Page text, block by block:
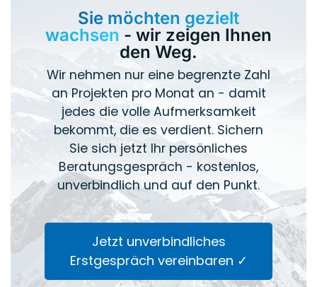
Sie möchten gezielt
wachsen - wir zeigen Ihnen
den Weg.
Wir nehmen nur eine begrenzte Zahl
an Projekten pro Monat an - damit
jedes die volle Aufmerksamkeit
bekommt, die es verdient. Sichern
Sie sich jetzt Ihr persönliches
Beratungsgespräch - kostenlos,
unverbindlich und auf den Punkt.
Jetzt unverbindliches
Erstgespräch vereinbaren ✓